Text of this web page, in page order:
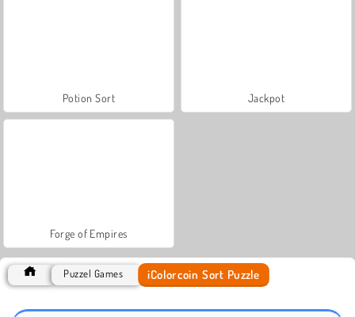
Potion Sort Jackpot
Forge of Empires
Puzzel Games iColorcoin Sort Puzzle